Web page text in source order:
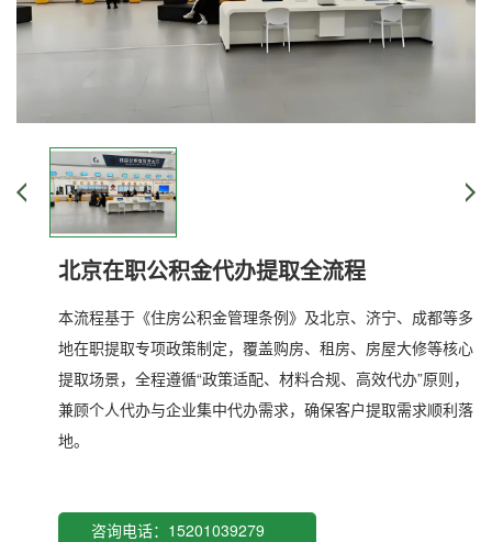
北京在职公积金代办提取全流程
本流程基于《住房公积金管理条例》及北京、济宁、成都等多
地在职提取专项政策制定，覆盖购房、租房、房屋大修等核心
提取场景，全程遵循“政策适配、材料合规、高效代办”原则，
兼顾个人代办与企业集中代办需求，确保客户提取需求顺利落
地。
咨询电话：15201039279